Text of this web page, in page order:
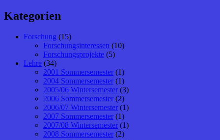
Kategorien
Forschung (15)
Forschungsinteressen (10)
Forschungsprojekte (5)
Lehre (34)
2001 Sommersemester (1)
2004 Sommersemester (1)
2005/06 Wintersemester (3)
2006 Sommersemester (2)
2006/07 Wintersemester (1)
2007 Sommersemester (1)
2007/08 Wintersemester (1)
2008 Sommersemester (2)